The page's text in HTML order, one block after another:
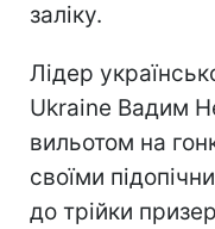
заліку.
Лідер
Ukraine Вадим
вильотом на
своїми
до трійки